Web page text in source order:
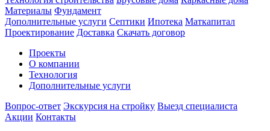
Материалы Фундамент
Дополнительные услуги Септики Ипотека Маткапитал
Проектирование Доставка Скачать договор
Проекты
О компании
Технология
Дополнительные услуги
Вопрос-ответ Экскурсия на стройку Выезд специалиста
Акции Контакты